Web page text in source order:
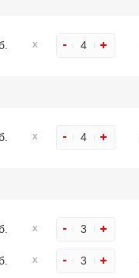
х 4
х 4
х 3
х 3